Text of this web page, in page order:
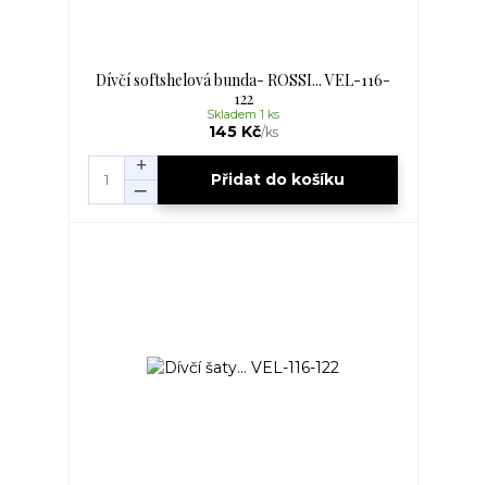
Dívčí softshelová bunda- ROSSI... VEL-116-
122
145 Kč/ks
Skladem 1 ks
Přidat do košíku